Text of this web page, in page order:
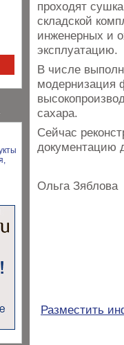
проходят
складской
инженерных и
эксплуатацию.
В числе
модернизация
сахара.
Сейчас
документацию
Ольга Зяблова
Разместить